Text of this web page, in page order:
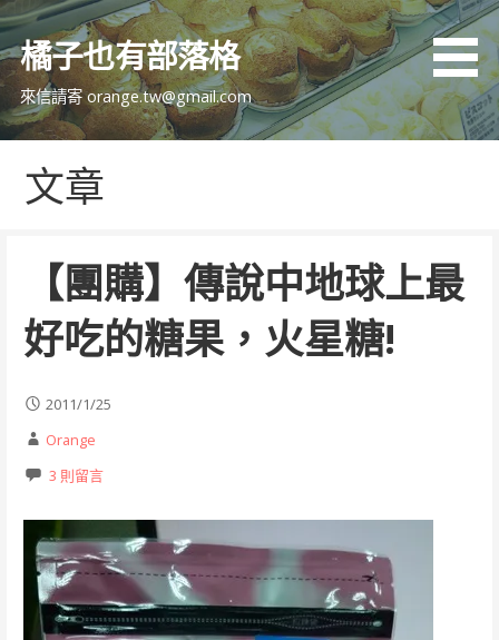
跳
主
內
橘子也有部落格
來信請寄 orange.tw@gmail.com
文章
【團購】傳說中地球上最
好吃的糖果，火星糖!
2011/1/25
Orange
3 則留言